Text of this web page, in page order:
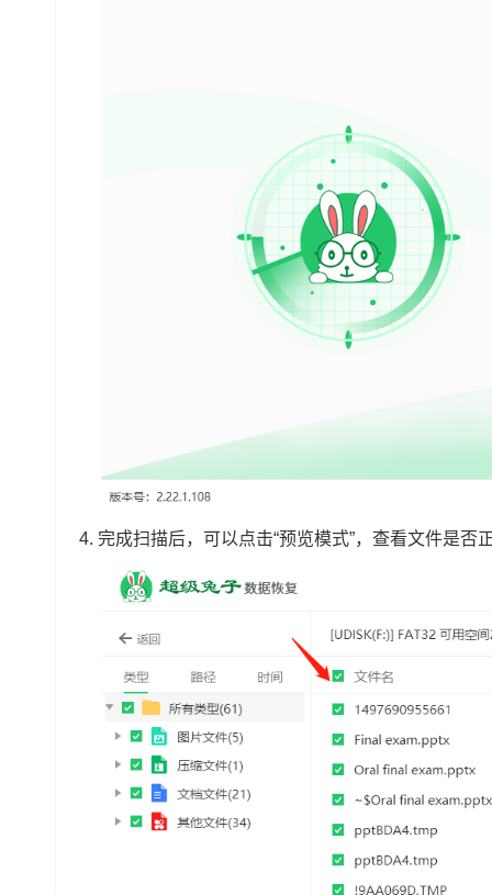
4. 完成扫描后，可以点击“预览模式”，查看文件是否